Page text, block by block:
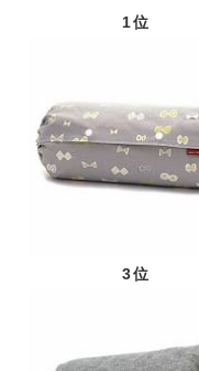
1位
3位